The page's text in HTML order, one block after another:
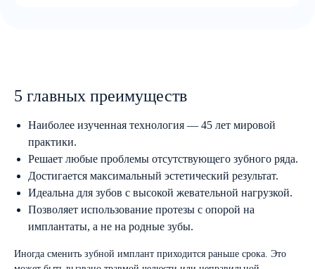
5 главных преимуществ
Наиболее изученная технология — 45 лет мировой
практики.
Решает любые проблемы отсутствующего зубного ряда.
Достигается максимальный эстетический результат.
Идеальна для зубов с высокой жевательной нагрузкой.
Позволяет использование протезы с опорой на
имплантаты, а не на родные зубы.
Иногда сменить зубной имплант приходится раньше срока. Это